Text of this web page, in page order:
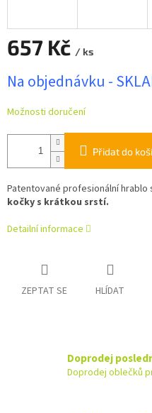
657 Kč / ks
cena:
Na objednávku -
Možnosti doručení
Přidat do
Patentované profesionální
kočky s krátkou srstí.
Detailní informace
ZEPTAT SE HLÍDAT
Doprodej
Doprodej oblečků